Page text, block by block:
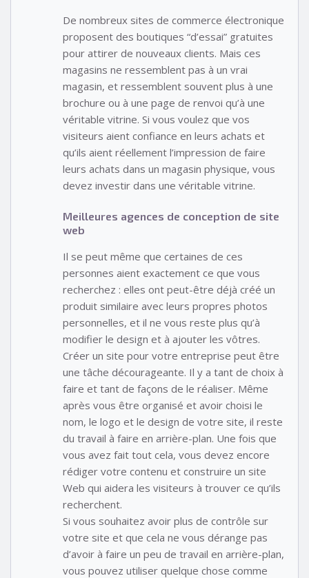
De nombreux sites de commerce électronique
proposent des boutiques “d’essai” gratuites
pour attirer de nouveaux clients. Mais ces
magasins ne ressemblent pas à un vrai
magasin, et ressemblent souvent plus à une
brochure ou à une page de renvoi qu’à une
véritable vitrine. Si vous voulez que vos
visiteurs aient confiance en leurs achats et
qu’ils aient réellement l’impression de faire
leurs achats dans un magasin physique, vous
devez investir dans une véritable vitrine.
Meilleures agences de conception de site
web
Il se peut même que certaines de ces
personnes aient exactement ce que vous
recherchez : elles ont peut-être déjà créé un
produit similaire avec leurs propres photos
personnelles, et il ne vous reste plus qu’à
modifier le design et à ajouter les vôtres.
Créer un site pour votre entreprise peut être
une tâche décourageante. Il y a tant de choix à
faire et tant de façons de le réaliser. Même
après vous être organisé et avoir choisi le
nom, le logo et le design de votre site, il reste
du travail à faire en arrière-plan. Une fois que
vous avez fait tout cela, vous devez encore
rédiger votre contenu et construire un site
Web qui aidera les visiteurs à trouver ce qu’ils
recherchent.
Si vous souhaitez avoir plus de contrôle sur
votre site et que cela ne vous dérange pas
d’avoir à faire un peu de travail en arrière-plan,
vous pouvez utiliser quelque chose comme